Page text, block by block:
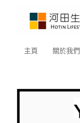
主頁 關於我們